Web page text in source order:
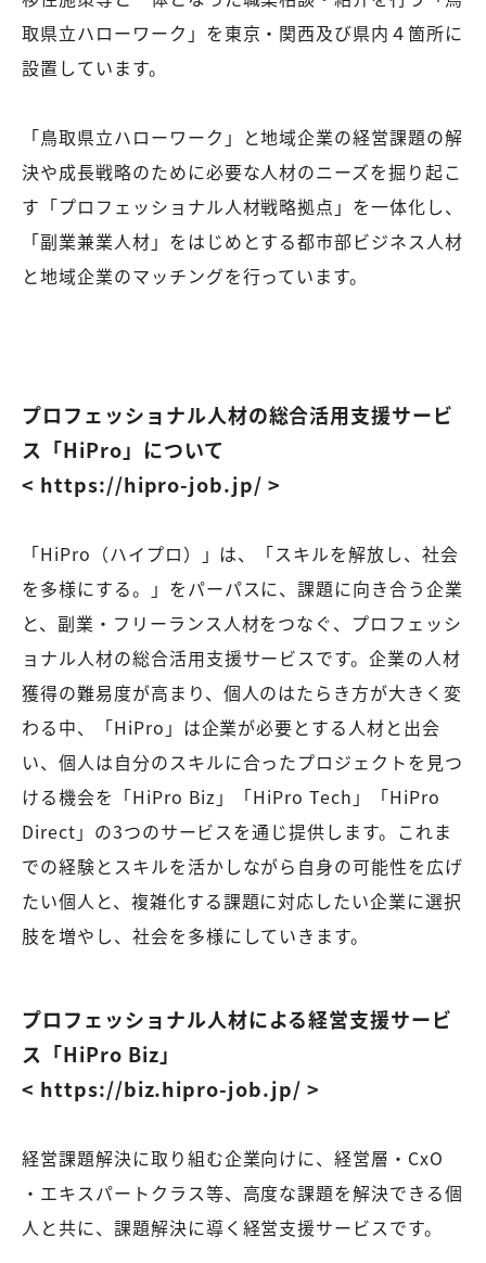
取県立ハローワーク」を東京・関西及び県内４箇所に
設置しています。
「鳥取県立ハローワーク」と地域企業の経営課題の解
決や成長戦略のために必要な人材のニーズを掘り起こ
す「プロフェッショナル人材戦略拠点」を一体化し、
「副業兼業人材」をはじめとする都市部ビジネス人材
と地域企業のマッチングを行っています。
プロフェッショナル人材の総合活用支援サービ
ス「HiPro」について
< https://hipro-job.jp/ >
「HiPro（ハイプロ）」は、「スキルを解放し、社会
を多様にする。」をパーパスに、課題に向き合う企業
と、副業・フリーランス人材をつなぐ、プロフェッシ
ョナル人材の総合活用支援サービスです。企業の人材
獲得の難易度が高まり、個人のはたらき方が大きく変
わる中、「HiPro」は企業が必要とする人材と出会
い、個人は自分のスキルに合ったプロジェクトを見つ
ける機会を「HiPro Biz」「HiPro Tech」「HiPro
Direct」の3つのサービスを通じ提供します。これま
での経験とスキルを活かしながら自身の可能性を広げ
たい個人と、複雑化する課題に対応したい企業に選択
肢を増やし、社会を多様にしていきます。
プロフェッショナル人材による経営支援サービ
ス「HiPro Biz」
< https://biz.hipro-job.jp/ >
経営課題解決に取り組む企業向けに、経営層・CxO
・エキスパートクラス等、高度な課題を解決できる個
人と共に、課題解決に導く経営支援サービスです。